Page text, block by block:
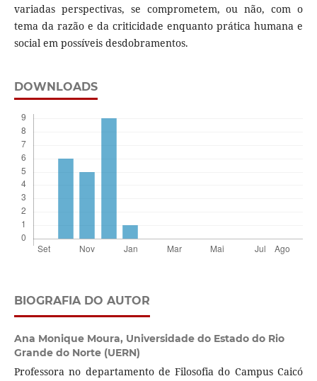
variadas perspectivas, se comprometem, ou não, com o
tema da razão e da criticidade enquanto prática humana e
social em possíveis desdobramentos.
DOWNLOADS
BIOGRAFIA DO AUTOR
Ana Monique Moura, Universidade do Estado do Rio
Grande do Norte (UERN)
Professora no departamento de Filosofia do Campus Caicó